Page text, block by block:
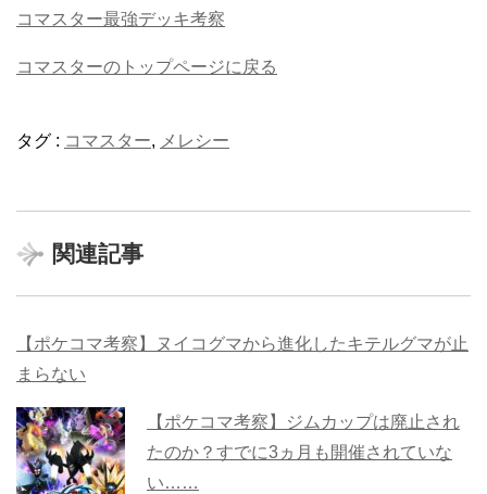
コマスター最強デッキ考察
コマスターのトップページに戻る
タグ : コマスター, メレシー
関連記事
【ポケコマ考察】ヌイコグマから進化したキテルグマが止
まらない
【ポケコマ考察】ジムカップは廃止され
たのか？すでに3ヵ月も開催されていな
い……